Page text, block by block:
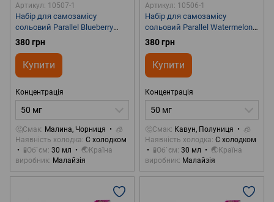
Артикул: 10507-1
Набір для самозамісу
сольовий Parallel Blueberry
Raspberry 30 ml 50 mg
380 грн
Купити
Концентрація
50 мг
🤔Смак Малина, Чорниця
🧊
Наявність холодка С холодком
🧪Об`єм 30 мл
🌏Країна
виробник Малайзія
Артикул: 10506-1
Набір для самозамісу
сольовий Parallel Watermelon
Strawberry 30 ml 50 mg
380 грн
Купити
Концентрація
50 мг
🤔Смак Кавун, Полуниця
🧊
Наявність холодка С холодком
🧪Об`єм 30 мл
🌏Країна
виробник Малайзія